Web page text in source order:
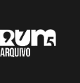
o
conteúdo